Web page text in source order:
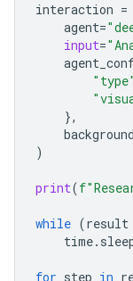
interaction =
agent=
input=
"type"
},
background
)
print(f
while (result
time.
for step in